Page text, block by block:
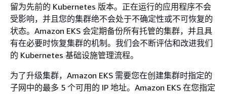
留为先前的 Kubernetes 版本。正在运行的应用程序不会
受影响，并且您的集群绝不会处于不确定性或不可恢复的
状态。Amazon EKS 会定期备份所有托管的集群，并且具
有在必要时恢复集群的机制。我们会不断评估和改进我们
的 Kubernetes 基础设施管理流程。
为了升级集群，Amazon EKS 需要您在创建集群时指定的
子网中的最多 5 个可用的 IP 地址。Amazon EKS 在您指定